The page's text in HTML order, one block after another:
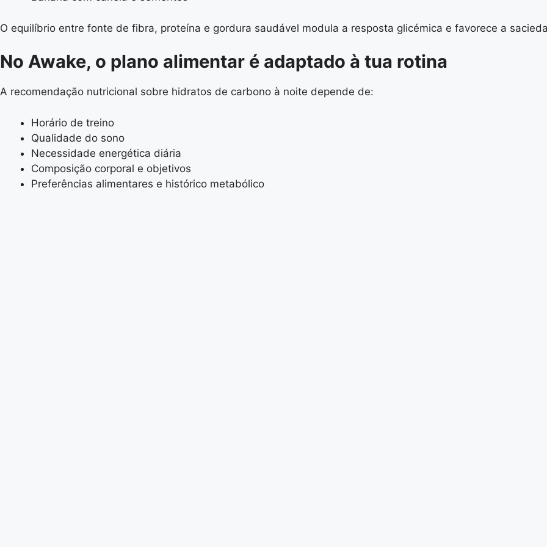
O equilíbrio entre fonte de fibra, proteína e gordura saudável modula a resposta glicémica e favorece a
No Awake, o plano alimentar é adaptado à tua rotina
A recomendação nutricional sobre hidratos de carbono à noite depende de:
Horário de treino
Qualidade do sono
Necessidade energética diária
Composição corporal e objetivos
Preferências alimentares e histórico metabólico